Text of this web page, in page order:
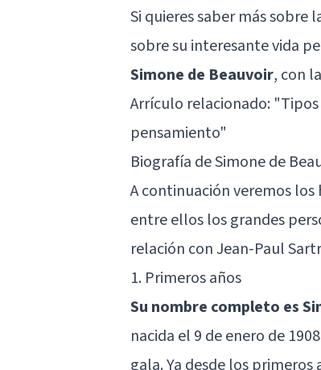
Si quieres saber más
sobre su interesante vida
Simone de Beauvoir, con
Arrículo relacionado: "
pensamiento"
Biografía de Simone de
A continuación veremos los
entre ellos los grandes
relación con Jean-Paul
1. Primeros años
Su nombre completo es
nacida el 9 de enero de
gala. Ya desde los